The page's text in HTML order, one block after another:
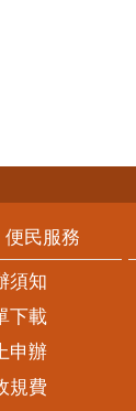
便民服務
須知
下載
申辦
規費